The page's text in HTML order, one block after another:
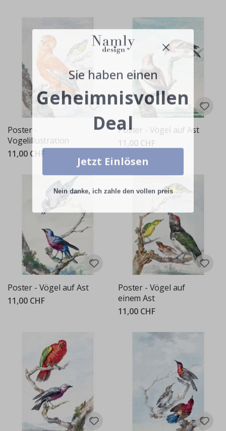
Poster -
Vogelillustration
11,00 CHF
Poster - Vögel auf Ast
11,00 CHF
Poster - Vögel auf Ast
11,00 CHF
Poster - Vögel auf
einem Ast
11,00 CHF
Sie haben einen
Geheimnisvollen
Deal
Jetzt Einlösen
Nein danke, ich zahle den vollen preis